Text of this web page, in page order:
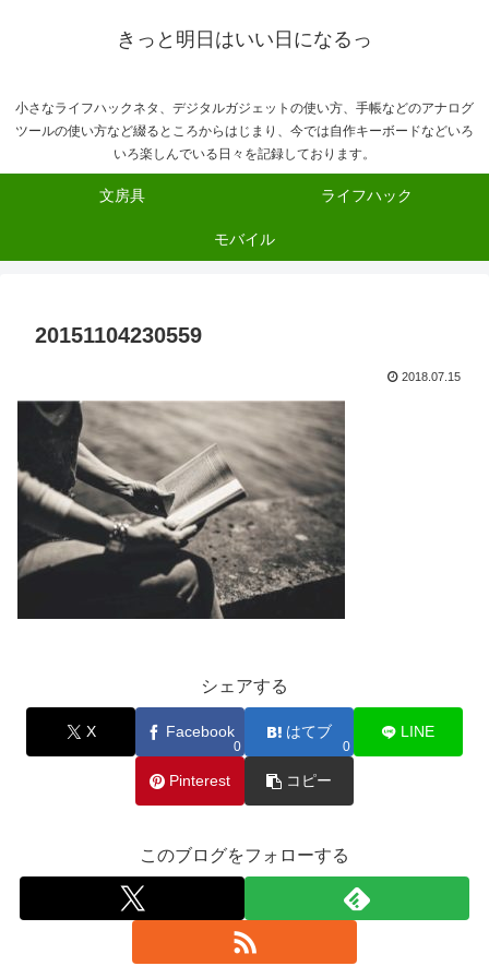
きっと明日はいい日になるっ
小さなライフハックネタ、デジタルガジェットの使い方、手帳などのアナログ
ツールの使い方など綴るところからはじまり、今では自作キーボードなどいろ
いろ楽しんでいる日々を記録しております。
文房具 ライフハック
モバイル
20151104230559
2018.07.15
シェアする
X Facebook
0
はてブ
0
LINE
Pinterest コピー
このブログをフォローする